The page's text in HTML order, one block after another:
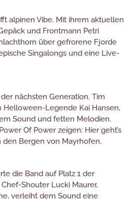
alpinen Vibe. Mit ihrem aktuellen
und Frontmann Petri
über gefrorene Fjorde
Singalongs und eine Live-
nächsten Generation. Tim
Helloween-Legende Kai Hansen,
Sound und fetten Melodien.
Of Power zeigen: Hier geht’s
Bergen von Mayrhofen.
die Band auf Platz 1 der
Shouter Lucki Maurer,
verleiht dem Sound eine